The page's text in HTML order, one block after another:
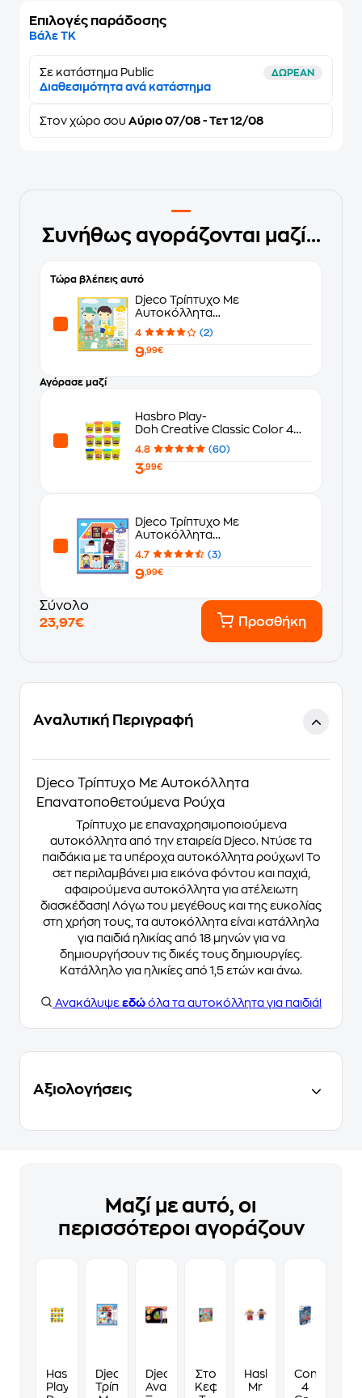
Επιλογές παράδοσης
Βάλε ΤΚ
Σε κατάστημα Public ΔΩΡΕΑΝ
Διαθεσιμότητα ανά κατάστημα
Στον χώρο σου Αύριο 07/08 - Τετ 12/08
Συνήθως αγοράζονται μαζί...
Τώρα βλέπεις αυτό
Djeco Τρίπτυχο Με
Αυτοκόλλητα
Επανατοποθετούμενα Ρούχα
4 (2)
9,99€
Αγόρασε μαζί
Hasbro Play-
Doh Creative Classic Color 4
Σχέδια - Τυχαία Επιλογή
4.8 (60)
3,99€
Djeco Τρίπτυχο Με
Αυτοκόλλητα
Επανατοποθετούμενα Σπίτι
4.7 (3)
9,99€
Σύνολο
23,97€
Προσθήκη
Αναλυτική Περιγραφή
Djeco Τρίπτυχο Με Αυτοκόλλητα
Επανατοποθετούμενα Ρούχα
Τρίπτυχο με επαναχρησιμοποιούμενα
αυτοκόλλητα από την εταιρεία Djeco. Ντύσε τα
παιδάκια με τα υπέροχα αυτοκόλλητα ρούχων! Το
σετ περιλαμβάνει μια εικόνα φόντου και παχιά,
αφαιρούμενα αυτοκόλλητα για ατέλειωτη
διασκέδαση! Λόγω του μεγέθους και της ευκολίας
στη χρήση τους, τα αυτοκόλλητα είναι κατάλληλα
για παιδιά ηλικίας από 18 μηνών για να
δημιουργήσουν τις δικές τους δημιουργίες.
Κατάλληλο για ηλικίες από 1,5 ετών και άνω.
Ανακάλυψε εδώ όλα τα αυτοκόλλητα για παιδιά!
Αξιολογήσεις
Μαζί με αυτό, οι
περισσότεροι αγοράζουν
Hasbro
Play-
Djeco
Τρίπτυχο
Djeco
Ανακαλύπτω
Στο
Κεφάλι
Hasbro
Mr
Connect
4